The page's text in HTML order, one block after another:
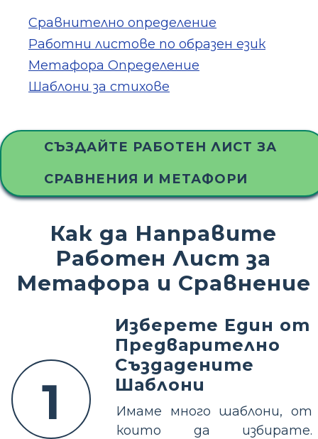
Сравнително определение
Работни листове по образен език
Метафора Определение
Шаблони за стихове
СЪЗДАЙТЕ РАБОТЕН ЛИСТ ЗА
СРАВНЕНИЯ И МЕТАФОРИ
Как да Направите
Работен Лист за
Метафора и Сравнение
1
Изберете Един от
Предварително
Създадените
Шаблони
Имаме много шаблони, от
които да избирате.